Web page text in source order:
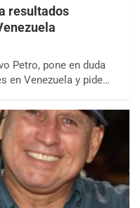
resultados
Petro, pone en duda
en Venezuela y pide…